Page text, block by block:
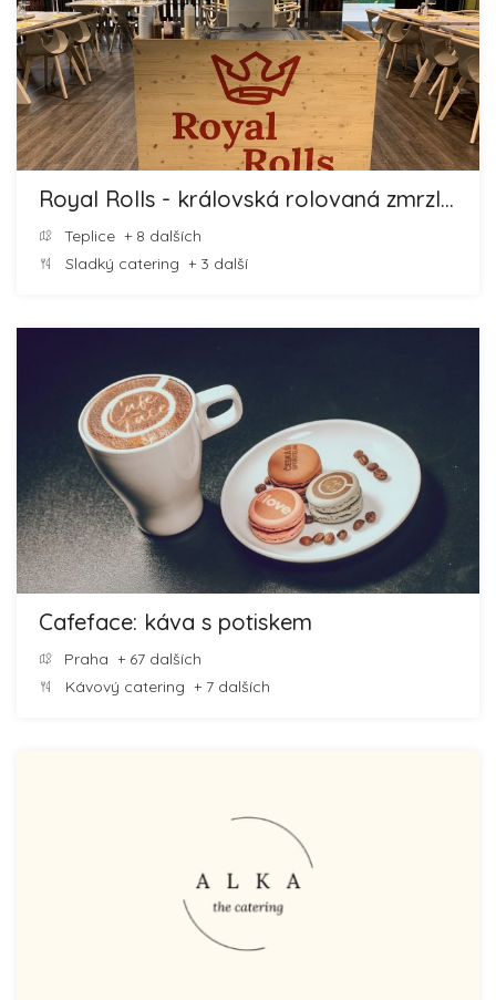
Royal Rolls - královská rolovaná zmrzlina
Teplice + 8 dalších
Sladký catering + 3 další
Cafeface: káva s potiskem
Praha + 67 dalších
Kávový catering + 7 dalších